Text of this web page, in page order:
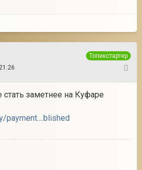
Топикстартер
заметнее на Куфаре
payment....blished